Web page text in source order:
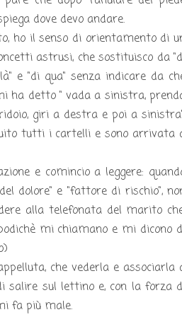
dove devo andare.
ho il senso di orientamento di
astrusi, che sostituisco da
e "di qua" senza indicare da
ha detto " vada a sinistra,
giri a destra e poi a
tutti i cartelli e sono arrivata
e comincio a leggere:
dolore" e "fattore di rischio",
alla telefonata del marito
mi chiamano e mi dicono
che vederla e associarla
sul lettino e, con la forza
fa più male.